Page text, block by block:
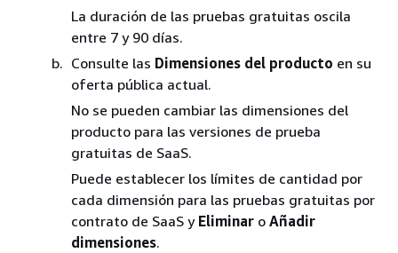
La duración de las pruebas gratuitas oscila
entre 7 y 90 días.
Consulte las Dimensiones del producto en su
oferta pública actual.
No se pueden cambiar las dimensiones del
producto para las versiones de prueba
gratuitas de SaaS.
Puede establecer los límites de cantidad por
cada dimensión para las pruebas gratuitas por
contrato de SaaS y Eliminar o Añadir
dimensiones.